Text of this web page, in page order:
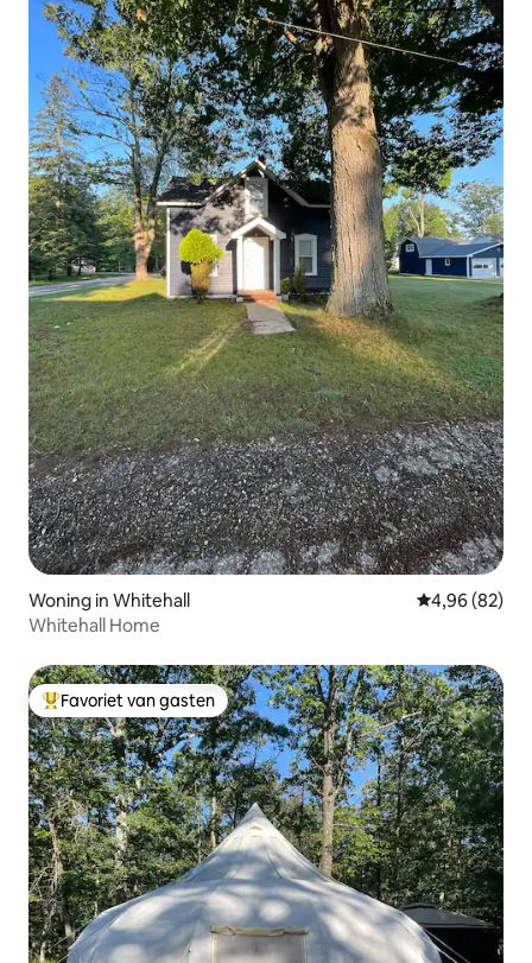
Woning in Whitehall Gemiddelde
4,96 (82)
Whitehall Home
Topfavoriet van gasten
Favoriet van gasten